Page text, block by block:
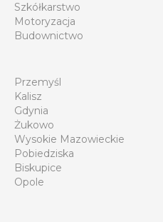
Szkółkarstwo
Motoryzacja
Budownictwo
Przemyśl
Kalisz
Gdynia
Żukowo
Wysokie Mazowieckie
Pobiedziska
Biskupice
Opole